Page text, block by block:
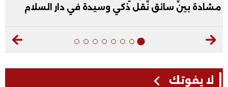
مشادة بين سائق نقل ذكي وسيدة في دار السلام
لا يفوتك